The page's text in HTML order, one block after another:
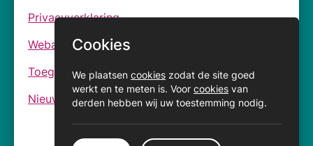
Privacyverklaring
Webarchief
Toegankelijkheidsverklaringen
Nieuwsbrief
Cookies
We plaatsen cookies zodat de site goed
werkt en te meten is. Voor cookies van
derden hebben wij uw toestemming nodig.